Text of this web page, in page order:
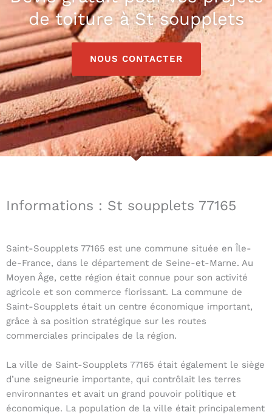
de toiture à St soupplets
NOUS CONTACTER
Informations : St soupplets 77165
Saint-Soupplets 77165 est une commune située en Île-
de-France, dans le département de Seine-et-Marne. Au
Moyen Âge, cette région était connue pour son activité
agricole et son commerce florissant. La commune de
Saint-Soupplets était un centre économique important,
grâce à sa position stratégique sur les routes
commerciales principales de la région.
La ville de Saint-Soupplets 77165 était également le siège
d’une seigneurie importante, qui contrôlait les terres
environnantes et avait un grand pouvoir politique et
économique. La population de la ville était principalement